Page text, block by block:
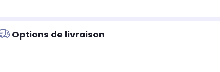
Options de livraison